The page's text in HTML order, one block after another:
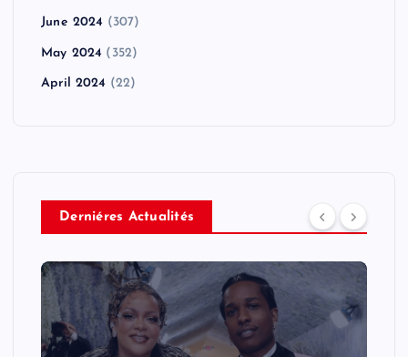
June 2024 (307)
May 2024 (352)
April 2024 (22)
Derniéres Actualités